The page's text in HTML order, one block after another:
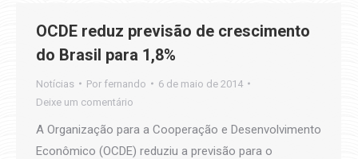
OCDE reduz previsão de crescimento
do Brasil para 1,8%
Notícias Por fernando
6 de maio de 2014
Deixe um comentário
A Organização para a Cooperação e Desenvolvimento
Econômico (OCDE) reduziu a previsão para o